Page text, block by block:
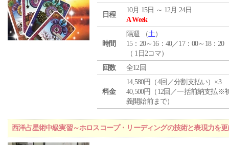
日程
10月 15日 ～ 12月 24日
A Week
時間
隔週 （土）
15：20～16：40／17：00～18：20
（ 1日2コマ）
回数
全12回
料金
14,580円（4回／分割支払い）×3
40,500円（12回／一括前納支払※
義開始前まで）
西洋占星術中級実習～ホロスコープ・リーディングの技術と表現力を